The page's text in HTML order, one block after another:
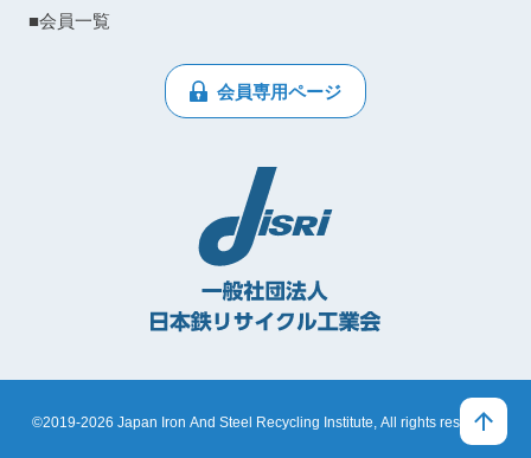
■会員一覧
会員専用ページ
©2019-2026 Japan Iron And Steel Recycling Institute, All rights reserved.